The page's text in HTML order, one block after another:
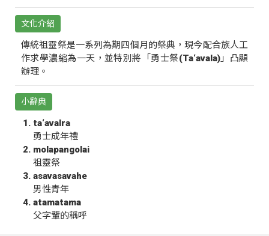
文化介紹
傳統祖靈祭是一系列為期四個月的祭典，現今配合族人工
作求學濃縮為一天，並特別將「勇士祭(Ta‘avala)」凸顯
辦理。
小辭典
ta‘avalra
勇士成年禮
molapangolai
祖靈祭
asavasavahe
男性青年
atamatama
父字輩的稱呼